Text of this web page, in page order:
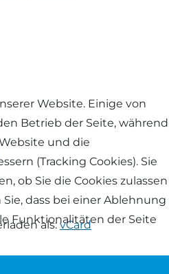
als: vCard
Website. Einige von
Betrieb der Seite, während
und die
(Tracking Cookies). Sie
ob Sie die Cookies zulassen
dass bei einer Ablehnung
Funktionalitäten der Seite